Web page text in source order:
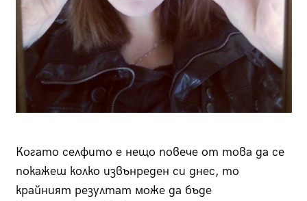
Когато селфито е нещо повече от това да се
покажеш колко извънреден си днес, то
крайният резултат може да бъде